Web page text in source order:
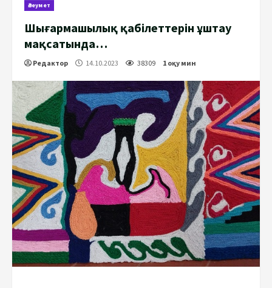
Әлеумет
Шығармашылық қабілеттерін ұштау
мақсатында…
Редактор 14.10.2023 38309 1 оқу мин